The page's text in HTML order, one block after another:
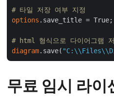
# 타일 저장 여부 지정
options .save_title = True;
# html 형식으로 다이어그램
diagram.save(
무료 임시 라이